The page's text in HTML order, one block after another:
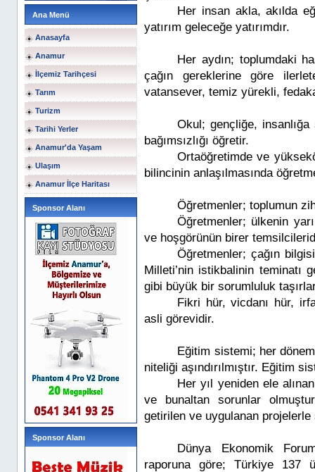
Ana Menü
Anasayfa
Anamur
İlçemiz Tarihçesi
Tarım
Turizm
Tarihi Yerler
Anamur'da Yaşam
Ulaşım
Anamur İlçe Haritası
Sponsor Alanı
Sponsor Alanı
Her insan akla, akılda
yatırım geleceğe yatırımdır.
Her aydın; toplumdaki
çağın gereklerine göre
vatansever, temiz yürekli,
Okul; gençliğe,
bağımsızlığı öğretir.
Ortaöğretimde ve
bilincinin anlaşılmasında
Öğretmenler; toplumun
Öğretmenler; ülkenin
ve hoşgörünün birer
Öğretmenler; çağın
Milleti’nin istikbalinin teminatı
gibi büyük bir sorumluluk
Fikri hür, vicdanı hür,
asli görevidir.
Eğitim sistemi; her
niteliği aşındırılmıştır. Eğitim
Her yıl yeniden ele
ve bunaltan sorunlar
getirilen ve uygulanan
Dünya Ekonomik
raporuna göre; Türkiye 137